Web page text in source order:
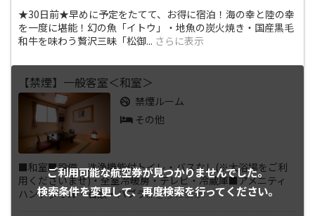
★30日前★早めに予定をたてて、お得に宿泊！海の幸と陸の幸
を一度に堪能！幻の魚「イトウ」・地魚の炭火焼き・国産黒毛
和牛を味わう贅沢三昧「松御... さらに表示
ご利用可能な航空券が見つかりませんでした。
検索条件を変更して、再度検索を行ってください。
【禁煙】一般客室＜和室＞
禁煙ルーム
その他
■和室■設備 洗浄機能付トイレ・バスなし(※大浴場をご利
用くださいませ)・全室冷暖房・テレビ・冷蔵庫■アメニティ
ハンドタオル・石鹸・ハブラ...さらに表示